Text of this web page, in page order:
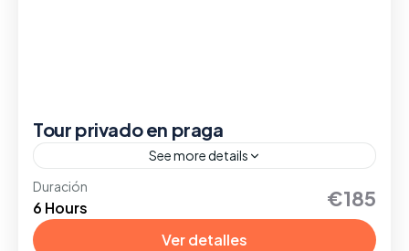
Tour privado en praga
See more details
Si deseas un tour exclusivo y personalizado para
disfrutar con tu pareja, familia o amigos, tenemos
la opción perfecta diseñada especialmente para
Duración
6 Hours €185
Ver detalles